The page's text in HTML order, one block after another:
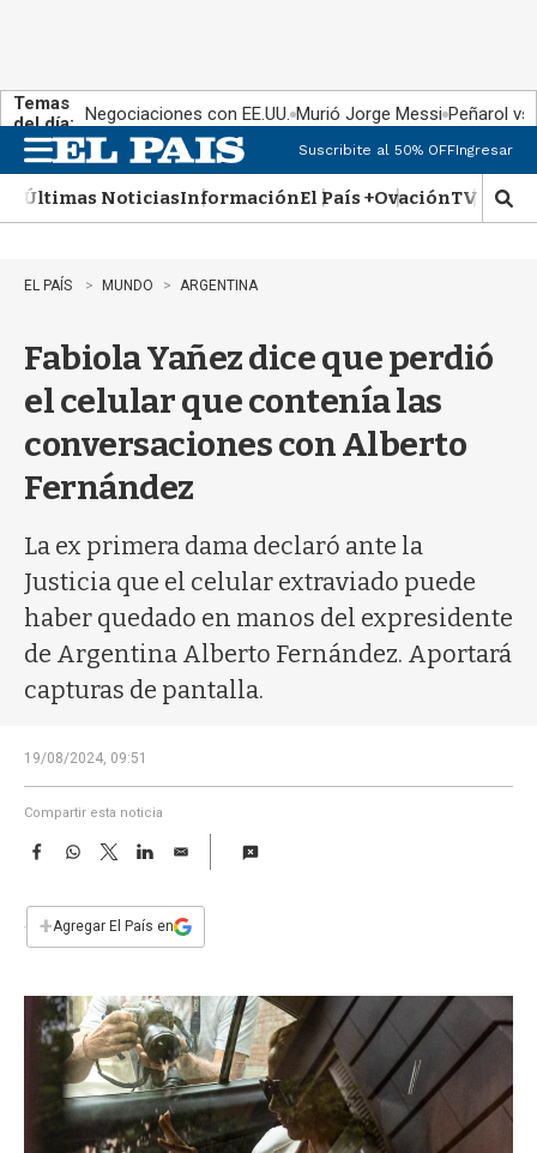
Temas
del día: Negociaciones con EE.UU. Murió Jorge Messi Peñarol
n
u
Suscribite al 50% OFFIngresar
Últimas NoticiasInformaciónEl País +OvaciónTV Show
M
o
EL PAÍS MUNDO ARGENTINA
Fabiola Yañez dice que perdió
el celular que contenía las
conversaciones con Alberto
Fernández
La ex primera dama declaró ante la
Justicia que el celular extraviado puede
haber quedado en manos del expresidente
de Argentina Alberto Fernández. Aportará
capturas de pantalla.
19/08/2024, 09:51
Compartir esta noticia
F
e
b
W
s
p
T
w
t
L
n
E
i
l
+Agregar El País en